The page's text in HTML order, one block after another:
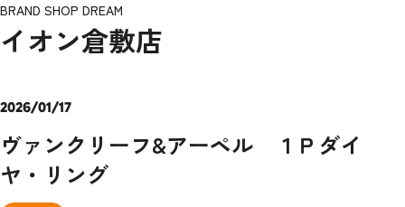
BRAND SHOP DREAM
イオン倉敷店
2026/01/17
ヴァンクリーフ&アーペル １Ｐダイ
ヤ・リング